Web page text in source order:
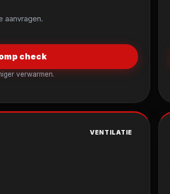
aanvragen.
check
verwarmen.
VENTILATIE